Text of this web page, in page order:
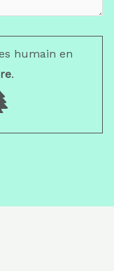
humain en
.